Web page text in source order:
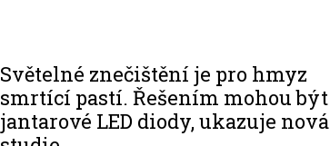
Světelné znečištění je pro hmyz
smrtící pastí. Řešením mohou být
jantarové LED diody, ukazuje nová